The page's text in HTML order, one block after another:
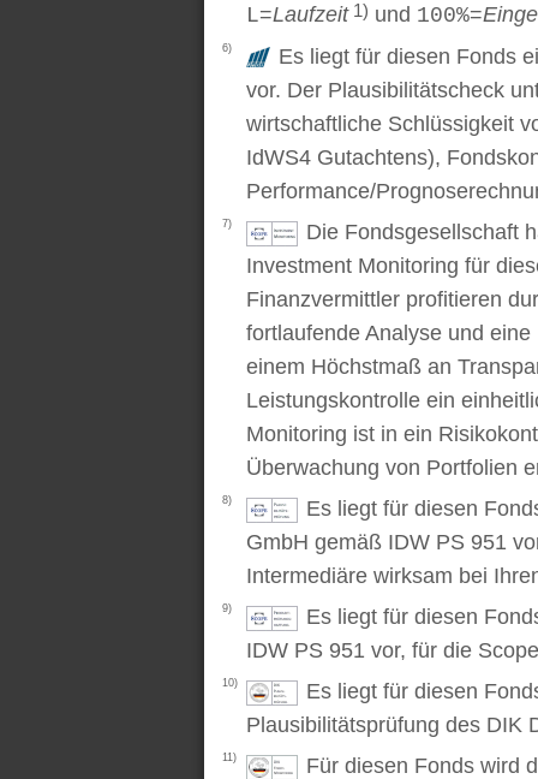
L=Laufzeit1) und 100%=
6)
Es liegt für diesen Fonds
vor. Der Plausibilitätscheck
wirtschaftliche Schlüssigkeit
IdWS4 Gutachtens),
Performance/
7)
Die Fondsgesellschaft
Investment Monitoring für
Finanzvermittler profitieren
fortlaufende Analyse und
einem Höchstmaß an
Leistungskontrolle ein
Monitoring ist in ein
Überwachung von Portfolien
8)
Es liegt für diesen
GmbH gemäß IDW PS 951
Intermediäre wirksam bei
9)
Es liegt für diesen
IDW PS 951 vor, für die
10)
Es liegt für diesen
Plausibilitätsprüfung des DIK
11)
Für diesen Fonds wird